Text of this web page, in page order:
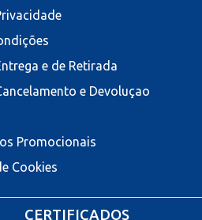
e de Retirada
e Devoluçao
Promocionais
Cookies
CERTIFICADOS